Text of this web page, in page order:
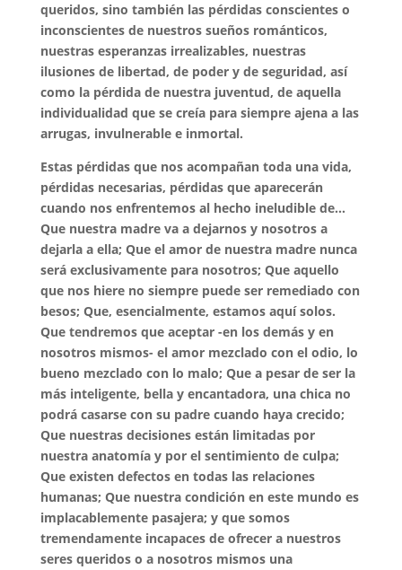
queridos, sino también las pérdidas conscientes o
inconscientes de nuestros sueños románticos,
nuestras esperanzas irrealizables, nuestras
ilusiones de libertad, de poder y de seguridad, así
como la pérdida de nuestra juventud, de aquella
individualidad que se creía para siempre ajena a las
arrugas, invulnerable e inmortal.
Estas pérdidas que nos acompañan toda una vida,
pérdidas necesarias, pérdidas que aparecerán
cuando nos enfrentemos al hecho ineludible de…
Que nuestra madre va a dejarnos y nosotros a
dejarla a ella; Que el amor de nuestra madre nunca
será exclusivamente para nosotros; Que aquello
que nos hiere no siempre puede ser remediado con
besos; Que, esencialmente, estamos aquí solos.
Que tendremos que aceptar -en los demás y en
nosotros mismos- el amor mezclado con el odio, lo
bueno mezclado con lo malo; Que a pesar de ser la
más inteligente, bella y encantadora, una chica no
podrá casarse con su padre cuando haya crecido;
Que nuestras decisiones están limitadas por
nuestra anatomía y por el sentimiento de culpa;
Que existen defectos en todas las relaciones
humanas; Que nuestra condición en este mundo es
implacablemente pasajera; y que somos
tremendamente incapaces de ofrecer a nuestros
seres queridos o a nosotros mismos una